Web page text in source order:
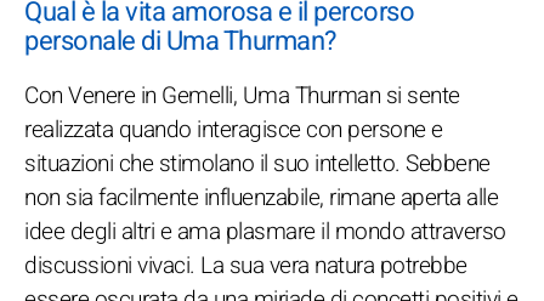
Qual è la vita amorosa e il percorso
personale di Uma Thurman?
Con Venere in Gemelli, Uma Thurman si sente
realizzata quando interagisce con persone e
situazioni che stimolano il suo intelletto. Sebbene
non sia facilmente influenzabile, rimane aperta alle
idee degli altri e ama plasmare il mondo attraverso
discussioni vivaci. La sua vera natura potrebbe